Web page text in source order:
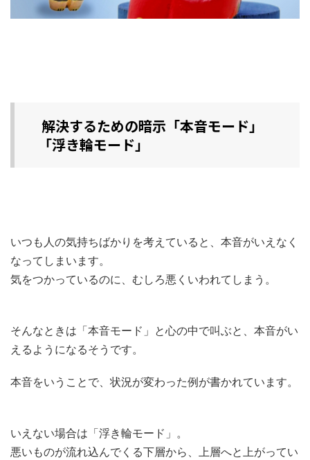
解決するための暗示「本音モード」
「浮き輪モード」
いつも人の気持ちばかりを考えていると、本音がいえなく
なってしまいます。
気をつかっているのに、むしろ悪くいわれてしまう。
そんなときは「本音モード」と心の中で叫ぶと、本音がい
えるようになるそうです。
本音をいうことで、状況が変わった例が書かれています。
いえない場合は「浮き輪モード」。
悪いものが流れ込んでくる下層から、上層へと上がってい